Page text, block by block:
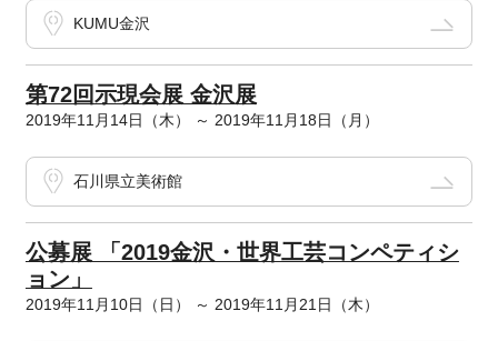
KUMU金沢
第72回示現会展 金沢展
2019年11月14日（木） ～ 2019年11月18日（月）
石川県立美術館
公募展 「2019金沢・世界工芸コンペティシ
ョン」
2019年11月10日（日） ～ 2019年11月21日（木）